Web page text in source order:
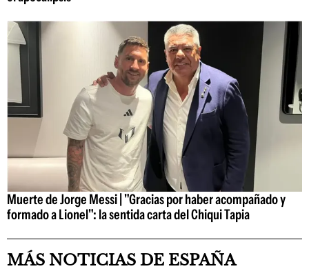
Muerte de Jorge Messi | "Gracias por haber acompañado y
formado a Lionel": la sentida carta del Chiqui Tapia
MÁS NOTICIAS DE ESPAÑA